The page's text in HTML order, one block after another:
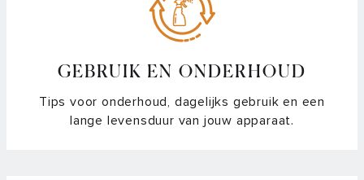
GEBRUIK EN ONDERHOUD
Tips voor onderhoud, dagelijks gebruik en een
lange levensduur van jouw apparaat.